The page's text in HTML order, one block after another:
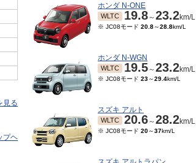
見る
プヘ
ホンダ N-ONE
WLTC 19.8～23.2km/L
※ JC08モード 20.8～28.8km/L
ホンダ N-WGN
WLTC 19.5～23.2km/L
※ JC08モード 23～29.4km/L
スズキ アルト
WLTC 20.6～28.2km/L
※ JC08モード 20～37km/L